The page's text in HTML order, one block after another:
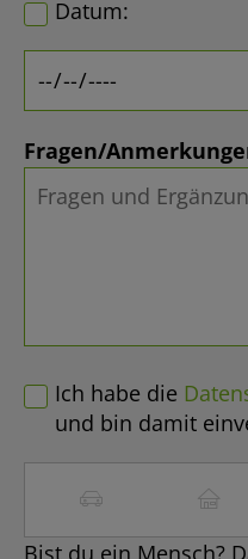
Datum:
Fragen/
Ich habe die
und bin damit